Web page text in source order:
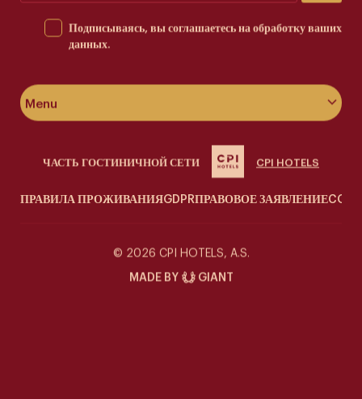
Menu
Siddharta Café
Специальные предложения
Подписываясь, вы соглашаетесь на обработку ваших
данных.
ПРАВИЛА ПРОЖИВАНИЯGDPRПРАВОВОЕ ЗАЯВЛЕНИЕ
ЧАСТЬ ГОСТИНИЧНОЙ СЕТИ CPI HOTELS
MADE BY GIANT
© 2026 CPI HOTELS, A.S.